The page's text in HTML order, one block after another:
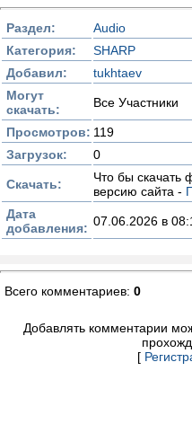
Раздел:
Audio
Категория:
SHARP
Добавил:
tukhtaev
Могут
скачать:
Все Участники
Просмотров: 119
Загрузок:
0
Скачать:
Что бы скачать
версию сайта -
Дата
добавления: 07.06.2026 в
Всего комментариев: 0
Добавлять комментарии
[